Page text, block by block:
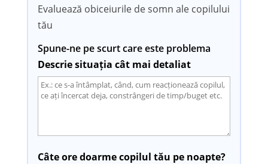
Evaluează obiceiurile de somn ale copilului
tău
Spune-ne pe scurt care este problema
Descrie situația cât mai detaliat
Câte ore doarme copilul tău pe noapte?